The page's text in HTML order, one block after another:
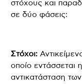
στόχους και
σε δύο φάσεις:
Στόχοι:
οποίο εντάσσεται
αντικατάσταση